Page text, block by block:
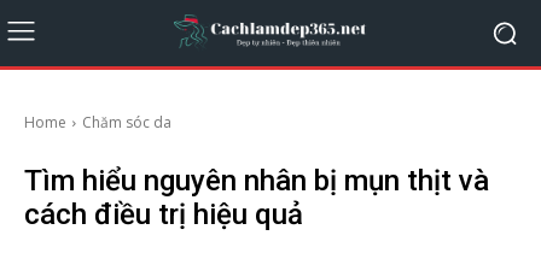
Home Chăm sóc da
Tìm hiểu nguyên nhân bị mụn thịt và
cách điều trị hiệu quả